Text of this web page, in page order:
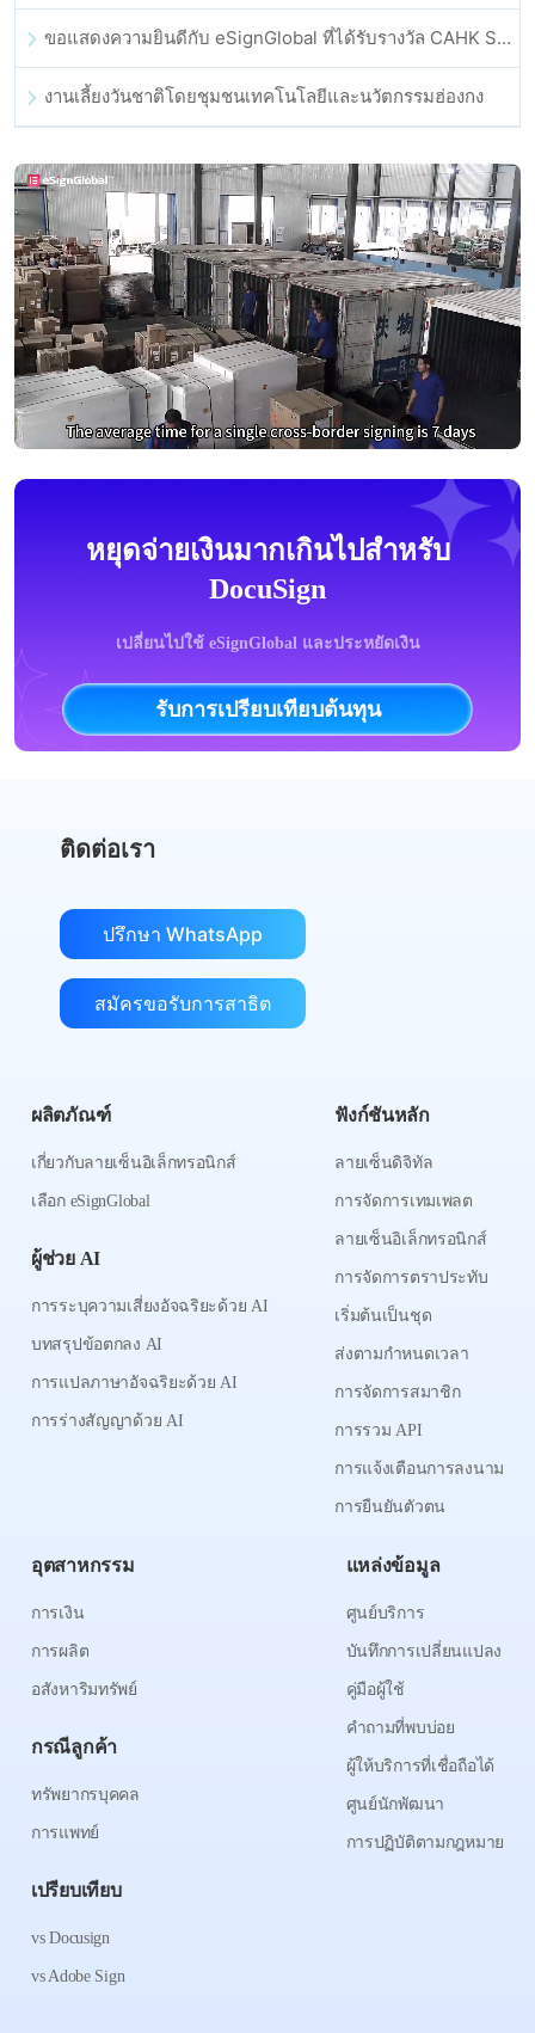
ขอแสดงความยินดีกับ eSignGlobal ที่ได้รับรางวัล CAHK STAR Award 2025
งานเลี้ยงวันชาติโดยชุมชนเทคโนโลยีและนวัตกรรมฮ่องกง
หยุดจ่ายเงินมากเกินไปสำหรับ
DocuSign
เปลี่ยนไปใช้ eSignGlobal และประหยัดเงิน
รับการเปรียบเทียบต้นทุน
ติดต่อเรา
ปรึกษา WhatsApp
สมัครขอรับการสาธิต
ผลิตภัณฑ์
เกี่ยวกับลายเซ็นอิเล็กทรอนิกส์
เลือก eSignGlobal
ผู้ช่วย AI
การระบุความเสี่ยงอัจฉริยะด้วย AI
บทสรุปข้อตกลง AI
การแปลภาษาอัจฉริยะด้วย AI
การร่างสัญญาด้วย AI
ฟังก์ชันหลัก
ลายเซ็นดิจิทัล
การจัดการเทมเพลต
ลายเซ็นอิเล็กทรอนิกส์
การจัดการตราประทับ
เริ่มต้นเป็นชุด
ส่งตามกำหนดเวลา
การจัดการสมาชิก
การรวม API
การแจ้งเตือนการลงนาม
การยืนยันตัวตน
อุตสาหกรรม
การเงิน
การผลิต
อสังหาริมทรัพย์
กรณีลูกค้า
ทรัพยากรบุคคล
การแพทย์
เปรียบเทียบ
vs Docusign
vs Adobe Sign
แหล่งข้อมูล
ศูนย์บริการ
บันทึกการเปลี่ยนแปลง
คู่มือผู้ใช้
คำถามที่พบบ่อย
ผู้ให้บริการที่เชื่อถือได้
ศูนย์นักพัฒนา
การปฏิบัติตามกฎหมาย